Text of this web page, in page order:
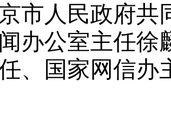
市人民政府共
办公室主任徐
、国家网信办